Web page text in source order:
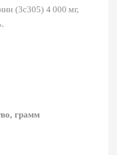
(3c305) 4 000 мг,
грамм